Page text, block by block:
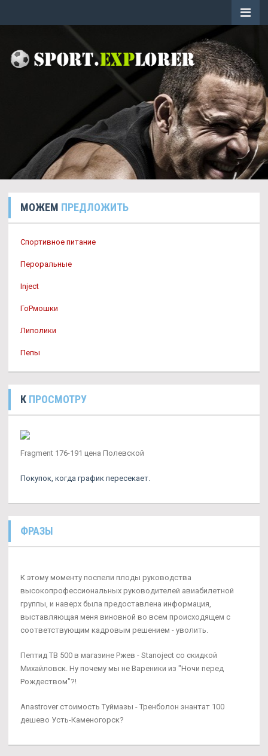
МОЖЕМ ПРЕДЛОЖИТЬ
Спортивное питание
Пероральные
Inject
ГоРмошки
Липолики
Пепы
К ПРОСМОТРУ
Fragment 176-191 цена Полевской
Покупок, когда график пересекает.
ФРАЗЫ
К этому моменту поспели плоды руководства
высокопрофессиональных руководителей авиабилетной
группы, и наверх была предоставлена информация,
выставляющая меня виновной во всем происходящем с
соответствующим кадровым решением - уволить.
Пептид TB 500 в магазине Ржев - Stanoject со скидкой
Михайловск. Ну почему мы не Вареники из "Ночи перед
Рождеством"?!
Anastrover стоимость Туймазы - Тренболон энантат 100
дешево Усть-Каменогорск?